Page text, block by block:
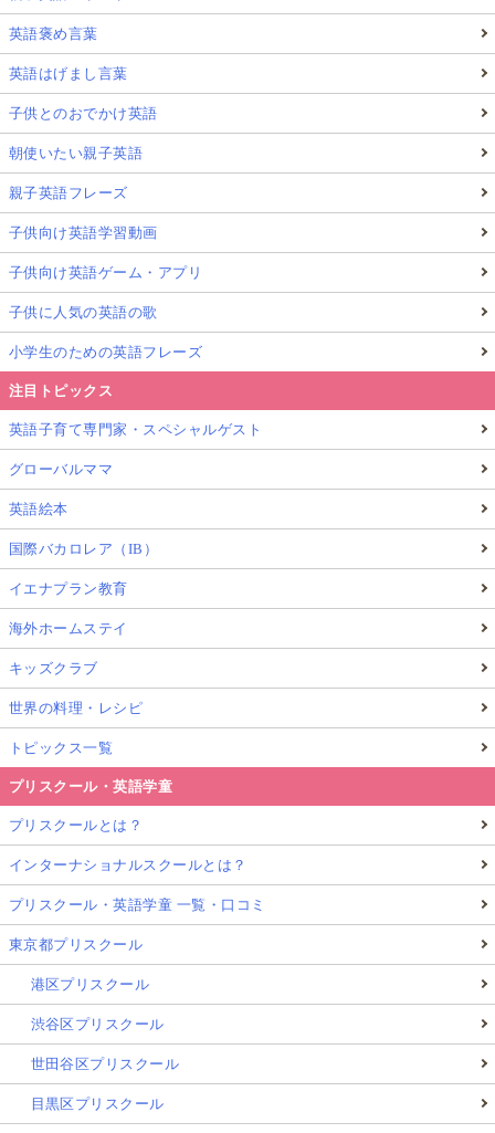
英語褒め言葉
英語はげまし言葉
子供とのおでかけ英語
朝使いたい親子英語
親子英語フレーズ
子供向け英語学習動画
子供向け英語ゲーム・アプリ
子供に人気の英語の歌
小学生のための英語フレーズ
注目トピックス
英語子育て専門家・スペシャルゲスト
グローバルママ
英語絵本
国際バカロレア（IB）
イエナプラン教育
海外ホームステイ
キッズクラブ
世界の料理・レシピ
トピックス一覧
プリスクール・英語学童
プリスクールとは？
インターナショナルスクールとは？
プリスクール・英語学童 一覧・口コミ
東京都プリスクール
港区プリスクール
渋谷区プリスクール
世田谷区プリスクール
目黒区プリスクール